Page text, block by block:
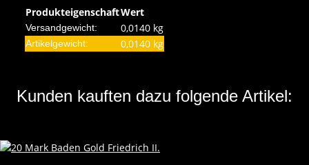
ProdukteigenschaftWert
Versandgewicht: 0,0140 kg
Artikelgewicht: 0,0140 kg
Kunden kauften dazu folgende Artikel: